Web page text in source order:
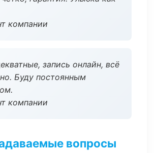
компании
запись онлайн, всё
Буду постоянным
компании
вопросы